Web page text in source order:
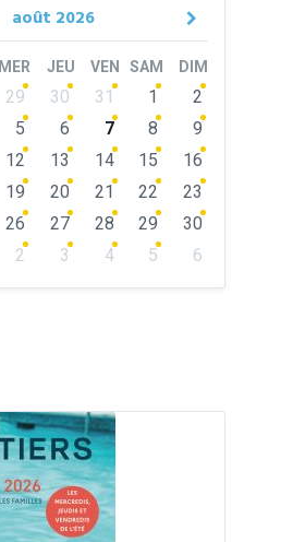
août 2026
Next
MER JEU VEN SAM DIM
29 30 31 1
2
5 6 7 8
9
12 13 14 15
16
19 20 21 22
23
26 27 28 29
30
2 3 4 5
6